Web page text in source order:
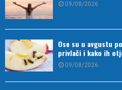
09/08/2026
Ose su u avgustu
privlači i kako ih
09/08/2026